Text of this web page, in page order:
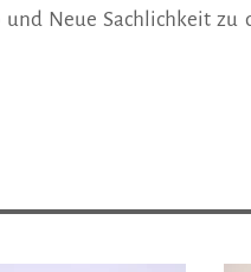
Neue Sachlichkeit zu